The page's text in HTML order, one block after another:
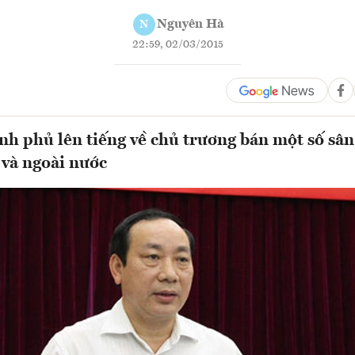
N Nguyên Hà
22:59, 02/03/2015
phủ lên tiếng về chủ trương bán một số sân
ngoài nước